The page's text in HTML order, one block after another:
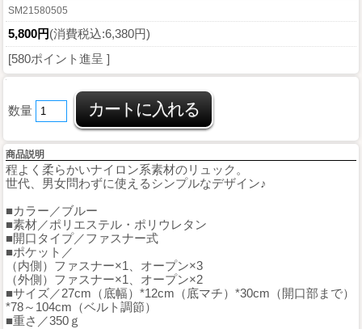
SM21580505
5,800円(消費税込:6,380円)
[580ポイント進呈 ]
数量
商品説明
程よく柔らかいナイロン系素材のリュック。
世代、男女問わずに使えるシンプルなデザイン♪
■カラー／ブルー
■素材／ポリエステル・ポリウレタン
■開口タイプ／ファスナー式
■ポケット／
（内側）ファスナー×1、オープン×3
（外側）ファスナー×1、オープン×2
■サイズ／27cm（底幅）*12cm（底マチ）*30cm（開口部まで）
*78～104cm（ベルト調節）
■重さ／350ｇ